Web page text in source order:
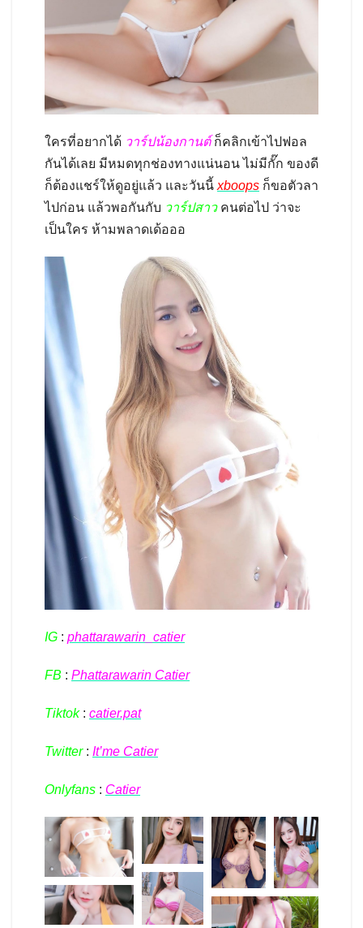
ใครที่อยากได้ วาร์ปน้องกานต์ก็คลิกเข้าไปฟอล
กันได้เลย มีหมดทุกช่องทางแน่นอน ไม่มีกั๊ก ของดี
ก็ต้องแชร์ให้ดูอยู่แล้ว และวันนี้ xboops ก็ขอตัวลา
ไปก่อน แล้วพอกันกับ วาร์ปสาวคนต่อไป ว่าจะ
เป็นใคร ห้ามพลาดเด้อออ
IG : phattarawarin_catier
FB : Phattarawarin Catier
Tiktok: catier.pat
Twitter: It’me Catier
Onlyfans : Catier